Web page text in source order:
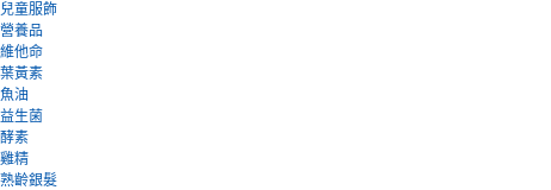
兒童服飾
營養品
維他命
葉黃素
魚油
益生菌
酵素
雞精
熟齡銀髮